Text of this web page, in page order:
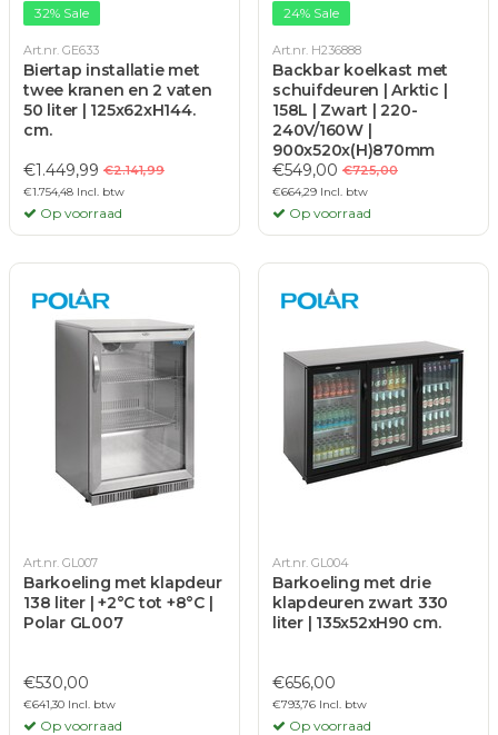
32% Sale
Art.nr. GE633
Biertap installatie met
twee kranen en 2 vaten
50 liter | 125x62xH144.
cm.
€1.449,99 €2.141,99
€1.754,48 Incl. btw
Op voorraad
24% Sale
Art.nr. H236888
Backbar koelkast met
schuifdeuren | Arktic |
158L | Zwart | 220-
240V/160W |
900x520x(H)870mm
€549,00 €725,00
€664,29 Incl. btw
Op voorraad
Art.nr. GL007
Barkoeling met klapdeur
138 liter | +2°C tot +8°C |
Polar GL007
€530,00
€641,30 Incl. btw
Op voorraad
Art.nr. GL004
Barkoeling met drie
klapdeuren zwart 330
liter | 135x52xH90 cm.
€656,00
€793,76 Incl. btw
Op voorraad